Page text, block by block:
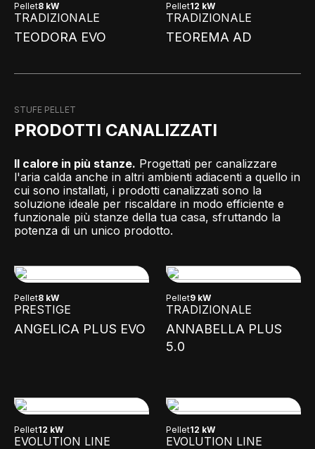
Pellet8 kW
TRADIZIONALE
TEODORA EVO
Pellet12 kW
TRADIZIONALE
TEOREMA AD
STUFE PELLET
PRODOTTI CANALIZZATI
Il calore in più stanze. Progettati per canalizzare
l'aria calda anche in altri ambienti adiacenti a quello in
cui sono installati, i prodotti canalizzati sono la
soluzione ideale per riscaldare in modo efficiente e
funzionale più stanze della tua casa, sfruttando la
potenza di un unico prodotto.
Pellet8 kW
PRESTIGE
ANGELICA PLUS EVO
Pellet9 kW
TRADIZIONALE
ANNABELLA PLUS
5.0
Pellet12 kW
EVOLUTION LINE
Pellet12 kW
EVOLUTION LINE